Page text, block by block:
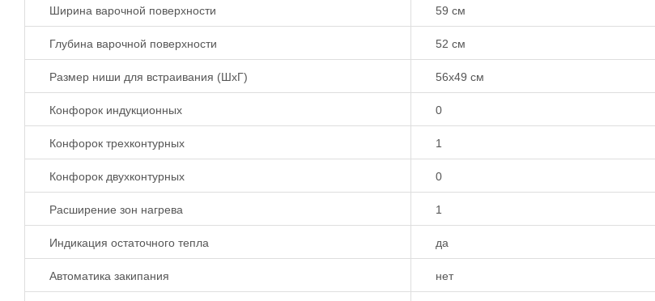
Ширина варочной поверхности 59 см
Глубина варочной поверхности 52 см
Размер ниши для встраивания (ШхГ) 56х49 см
Конфорок индукционных 0
Конфорок трехконтурных 1
Конфорок двухконтурных 0
Расширение зон нагрева 1
Индикация остаточного тепла да
Автоматика закипания нет